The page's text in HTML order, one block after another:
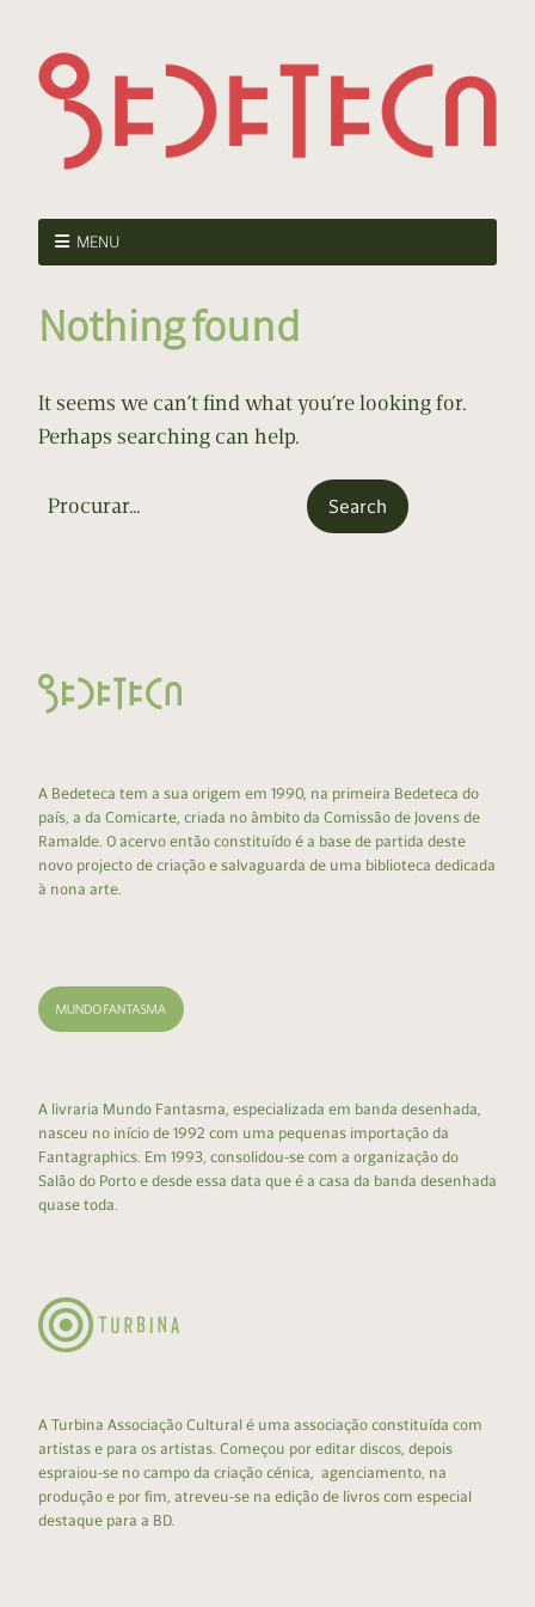
MENU
Nothing found
It seems we can’t find what you’re looking for.
Perhaps searching can help.
A Bedeteca tem a sua origem em 1990, na primeira Bedeteca do
país, a da Comicarte, criada no âmbito da Comissão de Jovens de
Ramalde. O acervo então constituído é a base de partida deste
novo projecto de criação e salvaguarda de uma biblioteca dedicada
à nona arte.
A livraria Mundo Fantasma, especializada em banda desenhada,
nasceu no início de 1992 com uma pequenas importação da
Fantagraphics. Em 1993, consolidou-se com a organização do
Salão do Porto e desde essa data que é a casa da banda desenhada
quase toda.
A Turbina Associação Cultural é uma associação constituída com
artistas e para os artistas. Começou por editar discos, depois
espraiou-se no campo da criação cénica, agenciamento, na
produção e por fim, atreveu-se na edição de livros com especial
destaque para a BD.